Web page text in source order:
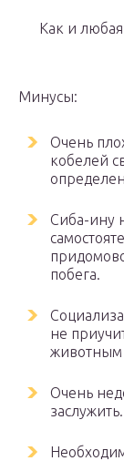
Как и
Минусы:
Очень
кобелей
Сиба-ину
побега.
не
животным
Очень
заслужить.